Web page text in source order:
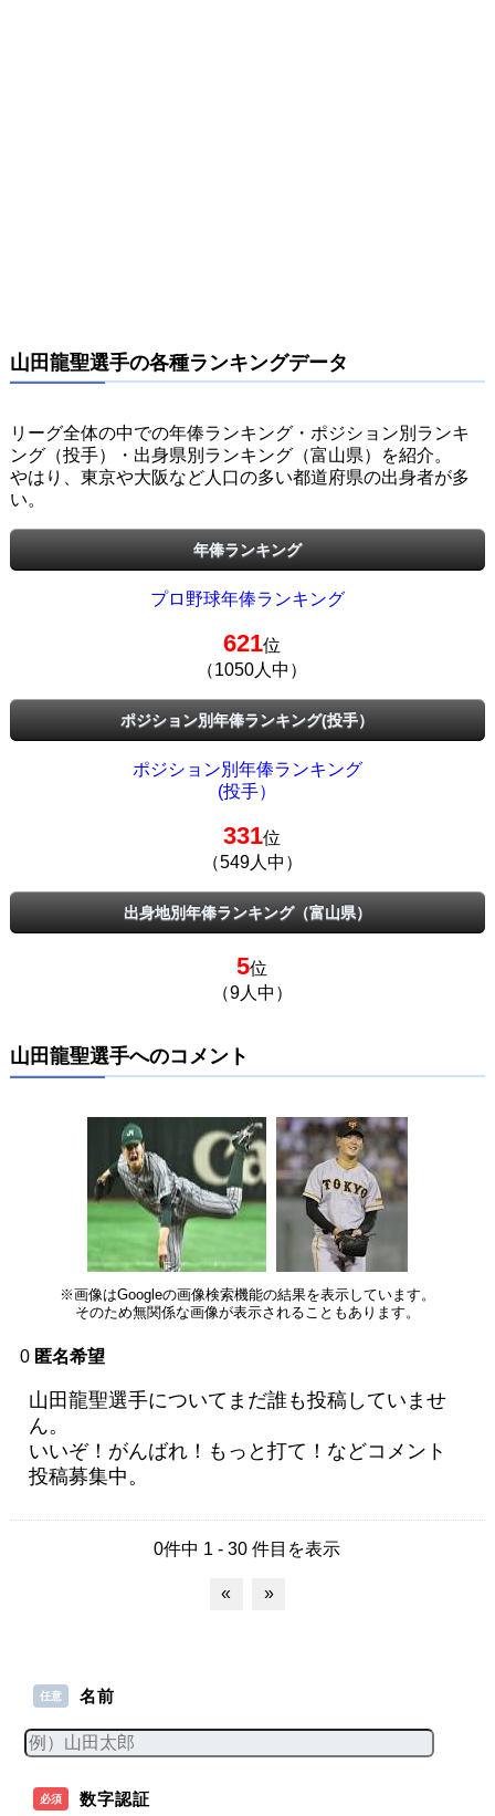
山田龍聖選手の各種ランキングデータ
リーグ全体の中での年俸ランキング・ポジション別ランキ
ング（投手）・出身県別ランキング（富山県）を紹介。
やはり、東京や大阪など人口の多い都道府県の出身者が多
い。
年俸ランキング
プロ野球年俸ランキング
621位
（1050人中）
ポジション別年俸ランキング(投手）
ポジション別年俸ランキング
(投手）
331位
（549人中）
出身地別年俸ランキング（富山県）
5位
（9人中）
山田龍聖選手へのコメント
※画像はGoogleの画像検索機能の結果を表示しています。
そのため無関係な画像が表示されることもあります。
0 匿名希望
山田龍聖選手についてまだ誰も投稿していませ
ん。
いいぞ！がんばれ！もっと打て！などコメント
投稿募集中。
0件中 1 - 30 件目を表示
« »
任意 名前
必須 数字認証